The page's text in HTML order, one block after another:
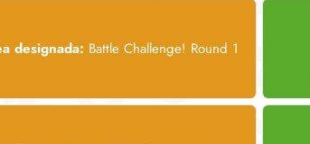
designada: Battle Challenge! Round 1